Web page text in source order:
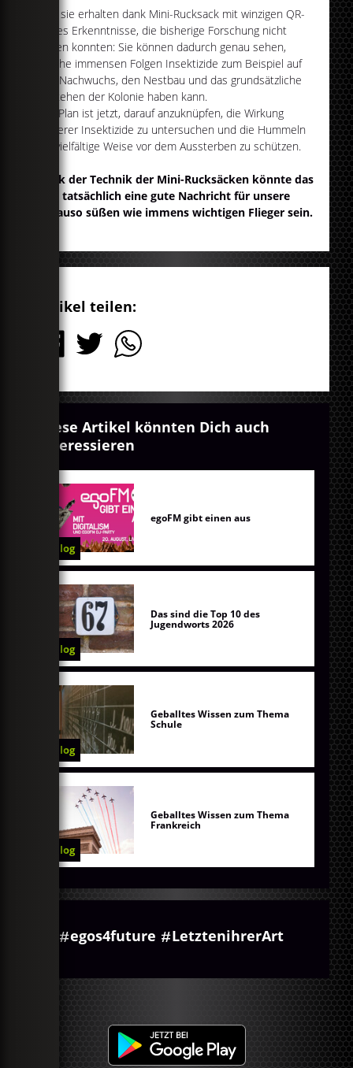
Und sie erhalten dank Mini-Rucksack mit winzigen QR-
Codes Erkenntnisse, die bisherige Forschung nicht
zeigen konnten: Sie können dadurch genau sehen,
welche immensen Folgen Insektizide zum Beispiel auf
den Nachwuchs, den Nestbau und das grundsätzliche
Bestehen der Kolonie haben kann.
Der Plan ist jetzt, darauf anzuknüpfen, die Wirkung
weiterer Insektizide zu untersuchen und die Hummeln
auf vielfältige Weise vor dem Aussterben zu schützen.
Dank der Technik der Mini-Rucksäcken könnte das
also tatsächlich eine gute Nachricht für unsere
genauso süßen wie immens wichtigen Flieger sein.
Artikel teilen:
Diese Artikel könnten Dich auch
interessieren
Blog
egoFM gibt einen aus
Blog
Das sind die Top 10 des
Jugendworts 2026
Blog
Geballtes Wissen zum Thema
Schule
Blog
Geballtes Wissen zum Thema
Frankreich
egos4future LetztenihrerArt